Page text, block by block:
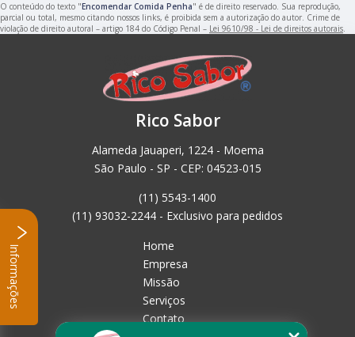
O conteúdo do texto "Encomendar Comida Penha" é de direito reservado. Sua reprodução,
parcial ou total, mesmo citando nossos links, é proibida sem a autorização do autor. Crime de
violação de direito autoral – artigo 184 do Código Penal – Lei 9610/98 - Lei de direitos autorais.
Rico Sabor
Alameda Jauaperi, 1224 - Moema
São Paulo - SP - CEP: 04523-015
(11) 5543-1400
(11) 93032-2244 - Exclusivo para pedidos
Home
Empresa
Missão
Serviços
Contato
Informações